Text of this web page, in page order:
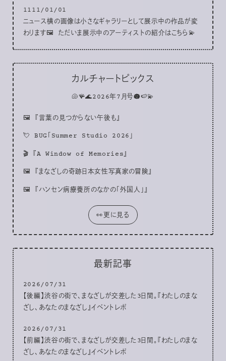
1111/01/01
ニュース横の画像は小さなギャラリーとして展示中の作品が変
わります🖼 ただいま展示中のアーティストの紹介はこちら💫
カルチャートピックス
🐚🪸🌊2026年7月号☁️🍉💫
🖼 『言葉の見つからない午後も』
💘 BUG「Summer Studio 2026」
🎬 『A Window of Memories』
🖼 『まなざしの奇跡日本女性写真家の冒険』
🖼 『ハンセン病療養所のなかの「外国人」』
👀更に見る
最新記事
2026/07/31
【後編】渋谷の街で、まなざしが交差した3日間。『わたしのまな
ざし、あなたのまなざし』イベントレポ
2026/07/31
【前編】渋谷の街で、まなざしが交差した3日間。『わたしのまな
ざし、あなたのまなざし』イベントレポ